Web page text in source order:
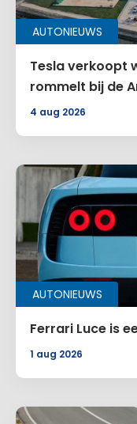
E-mail*
Site
Alternative:
AUTONIEUWS
Tesla verkoopt
rommelt bij de
4 aug 2026
AUTONIEUWS
Ferrari Luce is
1 aug 2026